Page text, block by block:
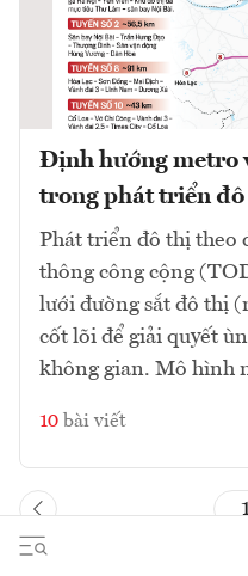
Định hướng metro
trong phát triển đô
Phát triển đô thị theo
thông công cộng
lưới đường sắt đô thị
cốt lõi để giải quyết
không gian. Mô hình
10 bài viết